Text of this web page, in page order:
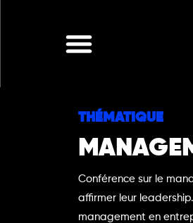
THÉMATIQUE
Conférence sur le
affirmer leur
management en